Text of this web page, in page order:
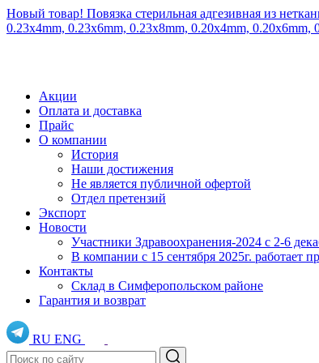
Новый товар! Повязка стерильная адгезивная из
0.23x4mm, 0.23x6mm, 0.23x8mm, 0.20x4mm, 0.20x6mm,
Акции
Оплата и доставка
Прайс
О компании
История
Наши достижения
Не является публичной офертой
Отдел претензий
Экспорт
Новости
Участники Здравоохранения-2024 с 2-6
В компании с 15 сентября 2025г. работает
Контакты
Склад в Симферопольском районе
Гарантия и возврат
RU ENG